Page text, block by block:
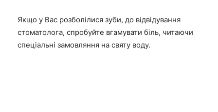
Якщо у Вас розболілися зуби, до відвідування
стоматолога, спробуйте вгамувати біль, читаючи
спеціальні замовляння на святу воду.